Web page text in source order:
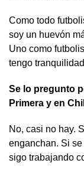
Como todo
soy un huevón
Uno como
tengo
Se lo pregunto
Primera y en
No, casi no hay.
enganchan. Si
sigo trabajando